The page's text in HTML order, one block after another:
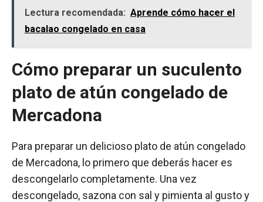
Lectura recomendada: Aprende cómo hacer el
bacalao congelado en casa
Cómo preparar un suculento
plato de atún congelado de
Mercadona
Para preparar un delicioso plato de atún congelado
de Mercadona, lo primero que deberás hacer es
descongelarlo completamente. Una vez
descongelado, sazona con sal y pimienta al gusto y